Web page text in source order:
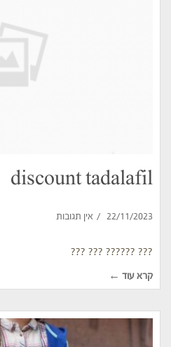
discount tadalafil
22/11/2023 אין תגובות
??? ?????? ??? ???
קרא עוד ←